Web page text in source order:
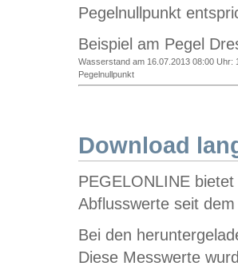
Pegelnullpunkt
Beispiel am Pegel
Wasserstand am 16.07.2013 08:00 Uhr:
Pegelnullpunkt
Download
PEGELONLINE
Abflusswerte seit
Bei den
Diese Messwerte